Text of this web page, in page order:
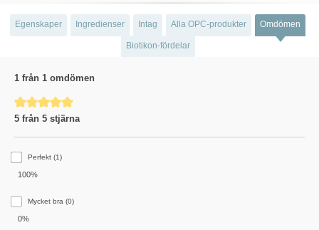
Egenskaper Ingredienser Intag Alla OPC-produkter Omdömen
Biotikon-fördelar
1 från 1 omdömen
Genomsnittligt betyg på 5 av 5 stjärnor
5 från 5 stjärna
Perfekt (1)
100%
Mycket bra (0)
0%